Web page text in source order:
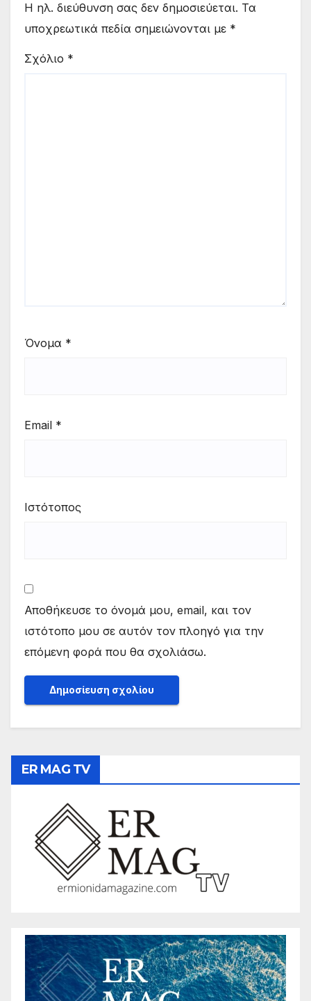
Η ηλ. διεύθυνση σας δεν δημοσιεύεται. Τα
υποχρεωτικά πεδία σημειώνονται με *
Σχόλιο *
Όνομα *
Email *
Ιστότοπος
Αποθήκευσε το όνομά μου, email, και τον
ιστότοπο μου σε αυτόν τον πλοηγό για την
επόμενη φορά που θα σχολιάσω.
ER MAG TV